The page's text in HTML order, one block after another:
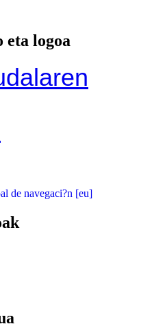
eta logoa
de navegaci?n [eu]